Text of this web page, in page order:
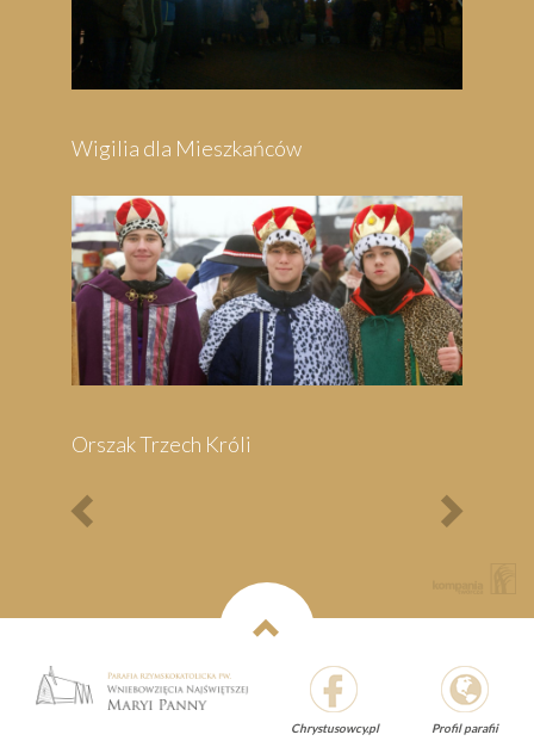
Festyn Parafialny
Bieg Papieski
XXII Pielgrzymi
Maraton Nordic Walking
- Rajd Rowerowy o
Memoriał Jana Pawła II
Next